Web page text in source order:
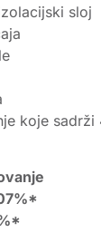
sloj
koje sadrži